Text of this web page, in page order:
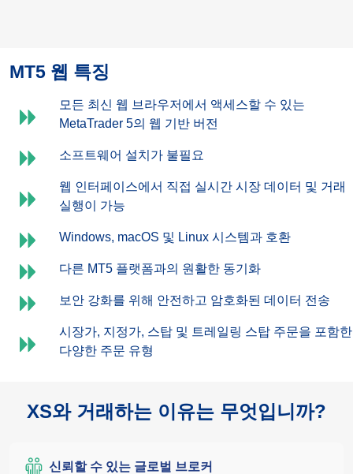
MT5 웹 특징
모든 최신 웹 브라우저에서 액세스할 수 있는
MetaTrader 5의 웹 기반 버전
소프트웨어 설치가 불필요
웹 인터페이스에서 직접 실시간 시장 데이터 및 거래
실행이 가능
Windows, macOS 및 Linux 시스템과 호환
다른 MT5 플랫폼과의 원활한 동기화
보안 강화를 위해 안전하고 암호화된 데이터 전송
시장가, 지정가, 스탑 및 트레일링 스탑 주문을 포함한
다양한 주문 유형
XS와 거래하는 이유는 무엇입니까?
신뢰할 수 있는 글로벌 브로커